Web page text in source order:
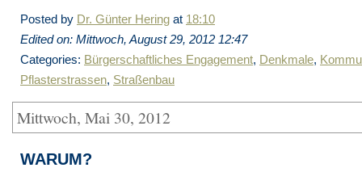
Posted by Dr. Günter Hering at 18:10
Edited on: Mittwoch, August 29, 2012 12:47
Categories: Bürgerschaftliches Engagement, Denkmale,
Pflasterstrassen, Straßenbau
Mittwoch, Mai 30, 2012
WARUM?